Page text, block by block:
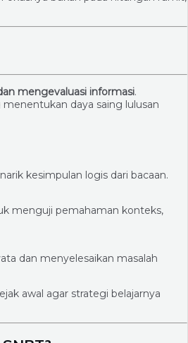
mengevaluasi informasi.
daya saing lulusan
kesimpulan logis dari bacaan.
menguji pemahaman konteks,
dan menyelesaikan masalah
awal agar strategi belajarnya